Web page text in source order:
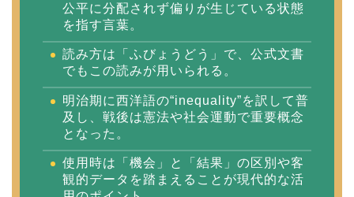
公平に分配されず偏りが生じている状態
を指す言葉。
読み方は「ふびょうどう」で、公式文書
でもこの読みが用いられる。
明治期に西洋語の“inequality”を訳して普
及し、戦後は憲法や社会運動で重要概念
となった。
使用時は「機会」と「結果」の区別や客
観的データを踏まえることが現代的な活